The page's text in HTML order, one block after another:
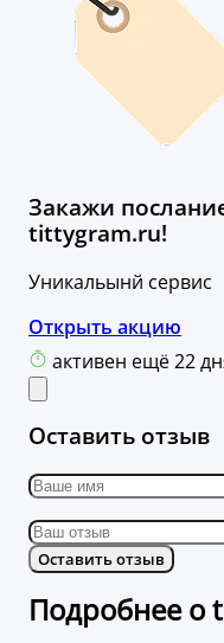
Закажи
tittygram.ru!
Уникальынй сервис
Открыть акцию
активен ещё 22
Оставить отзыв
Оставить отзыв
Подробнее о